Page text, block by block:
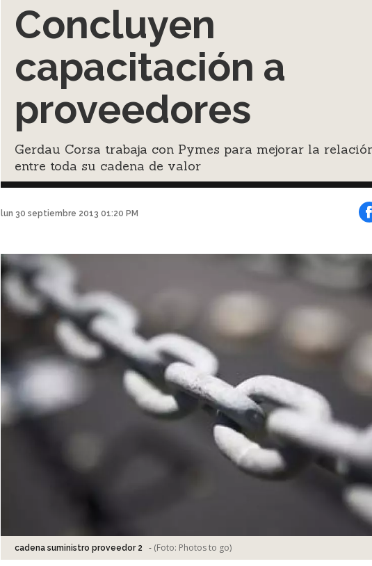
Concluyen
capacitación a
proveedores
Gerdau Corsa trabaja con Pymes para mejorar la
entre toda su cadena de valor
lun 30 septiembre 2013 01:20 PM
cadena suministro proveedor 2 - (Foto: Photos to go)